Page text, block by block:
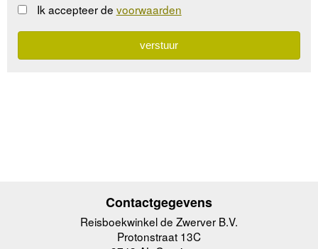
Ik accepteer de voorwaarden
Contactgegevens
Reisboekwinkel de Zwerver B.V.
Protonstraat 13C